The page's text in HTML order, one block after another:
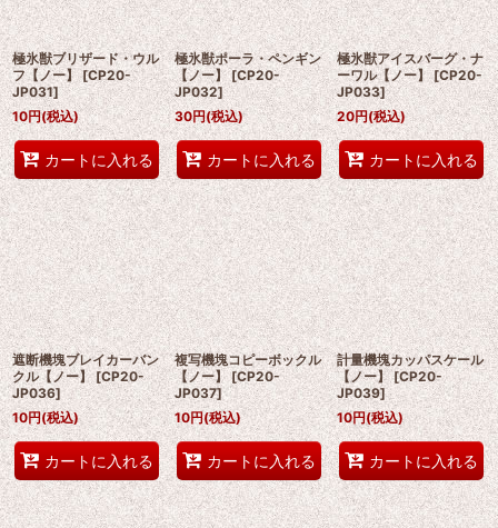
極氷獣ブリザード・ウル
フ【ノー】 [CP20-
JP031]
10円(税込)
カートに入れる
極氷獣ポーラ・ペンギン
【ノー】 [CP20-
JP032]
30円(税込)
カートに入れる
極氷獣アイスバーグ・ナ
ーワル【ノー】 [CP20-
JP033]
20円(税込)
カートに入れる
遮断機塊ブレイカーバン
クル【ノー】 [CP20-
JP036]
10円(税込)
カートに入れる
複写機塊コピーボックル
【ノー】 [CP20-
JP037]
10円(税込)
カートに入れる
計量機塊カッパスケール
【ノー】 [CP20-
JP039]
10円(税込)
カートに入れる